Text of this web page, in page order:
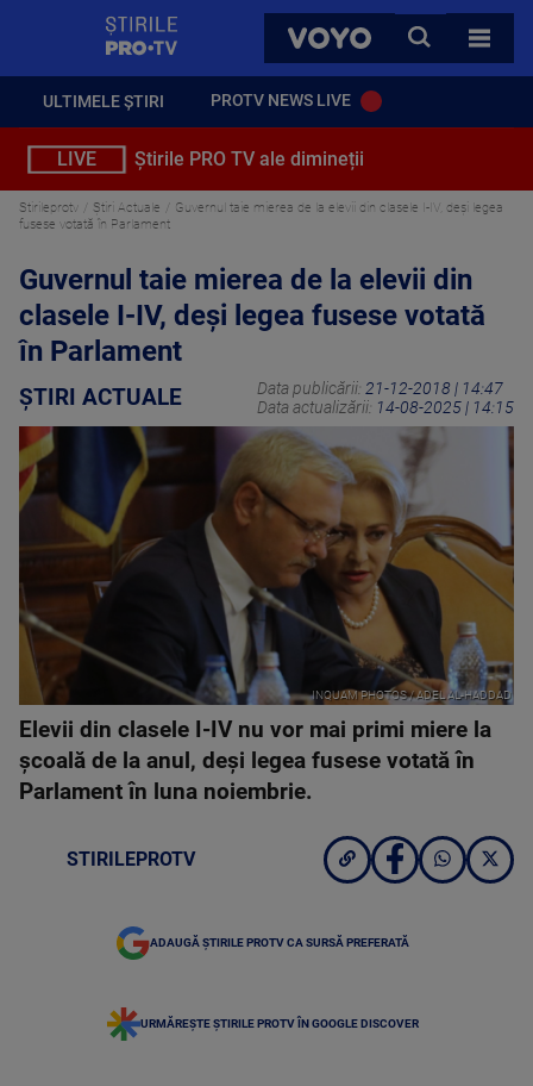
VOYO
CAUTA
TOATE
ULTIMELE ȘTIRI PROTV NEWS LIVE
LIVE Știrile PRO TV ale dimineții
Stirileprotv Știri Actuale
Guvernul taie mierea de la elevii din clasele I-IV, deși legea
fusese votată în Parlament
Guvernul taie mierea de la elevii din
clasele I-IV, deși legea fusese votată
în Parlament
ȘTIRI ACTUALE Data publicării: 21-12-2018 | 14:47
Data actualizării: 14-08-2025 | 14:15
INQUAM PHOTOS / ADEL AL-HADDAD
Elevii din clasele I-IV nu vor mai primi miere la
școală de la anul, deși legea fusese votată în
Parlament în luna noiembrie.
STIRILEPROTV
ADAUGĂ ȘTIRILE PROTV CA SURSĂ PREFERATĂ
URMĂREȘTE ȘTIRILE PROTV ÎN GOOGLE DISCOVER